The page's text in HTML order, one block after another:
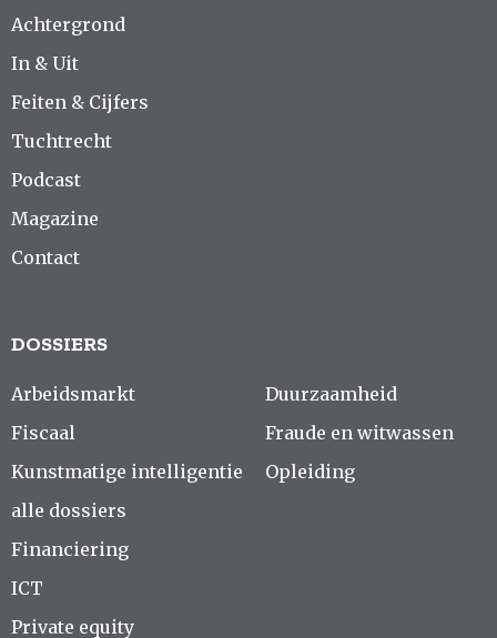
Achtergrond
In & Uit
Feiten & Cijfers
Tuchtrecht
Podcast
Magazine
Contact
DOSSIERS
Arbeidsmarkt
Fiscaal
Kunstmatige intelligentie
alle dossiers
Duurzaamheid
Fraude en witwassen
Opleiding
Financiering
ICT
Private equity